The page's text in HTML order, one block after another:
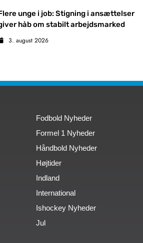
unge i job: Stigning i ansættelser
håb om stabilt arbejdsmarked
3. august 2026
Fodbold Nyheder
Formel 1 Nyheder
Håndbold Nyheder
Højtider
Indland
International
Ishockey Nyheder
Jul